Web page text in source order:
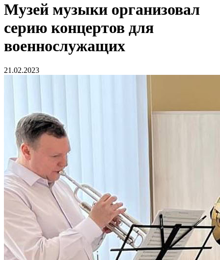
Музей музыки организовал
серию концертов для
военнослужащих
21.02.2023